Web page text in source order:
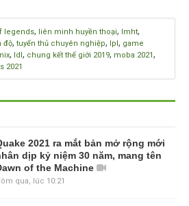
legends, liên minh huyền thoại, lmht,
độ, tuyển thủ chuyên nghiệp, lpl, game
, ldl, chung kết thế giới 2019, moba 2021,
2021
2021 ra mắt bản mở rộng mới
dịp kỷ niệm 30 năm, mang tên
of the Machine
qua, lúc 10:21